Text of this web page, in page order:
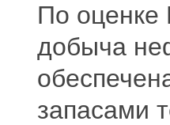
По
добыча
запасами